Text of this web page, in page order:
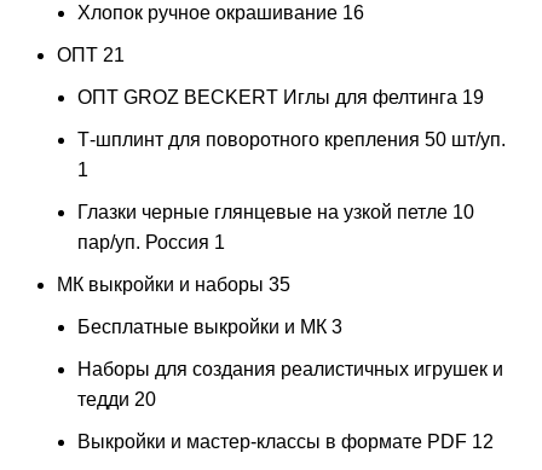
Хлопок ручное окрашивание 16
ОПТ 21
ОПТ GROZ BECKERT Иглы для фелтинга 19
Т-шплинт для поворотного крепления 50 шт/уп.
1
Глазки черные глянцевые на узкой петле 10
пар/уп. Россия 1
МК выкройки и наборы 35
Бесплатные выкройки и МК 3
Наборы для создания реалистичных игрушек и
тедди 20
Выкройки и мастер-классы в формате PDF 12